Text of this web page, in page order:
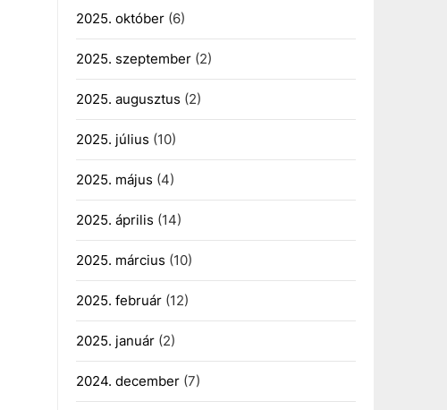
2025. október(6)
2025. szeptember(2)
2025. augusztus (2)
2025. július (10)
2025. május (4)
2025. április (14)
2025. március (10)
2025. február(12)
2025. január(2)
2024. december(7)